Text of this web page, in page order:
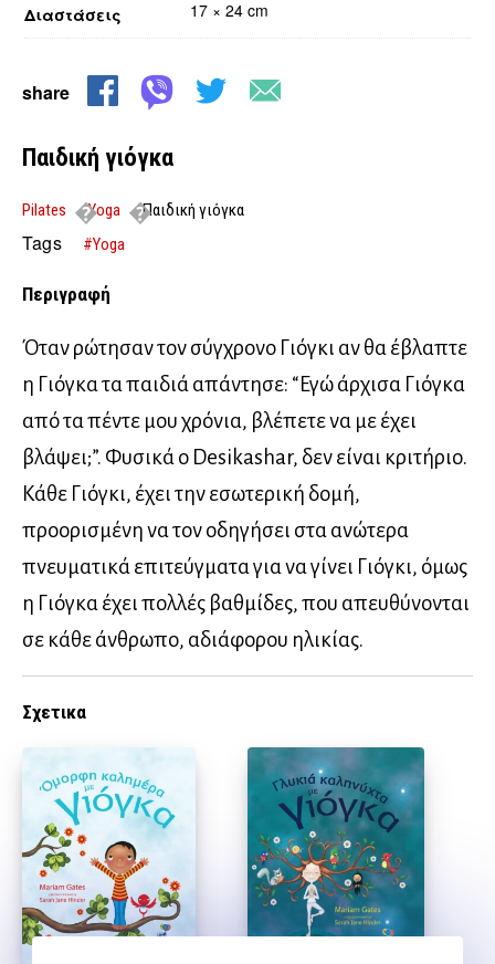
Διαστάσεις 17 × 24 cm
share
Παιδική γιόγκα
Pilates Yoga Παιδική γιόγκα
Tags #Yoga
Περιγραφή
Όταν ρώτησαν τον σύγχρονο Γιόγκι αν θα έβλαπτε
η Γιόγκα τα παιδιά απάντησε: “Εγώ άρχισα Γιόγκα
από τα πέντε μου χρόνια, βλέπετε να με έχει
βλάψει;”. Φυσικά ο Desikashar, δεν είναι κριτήριο.
Κάθε Γιόγκι, έχει την εσωτερική δομή,
προορισμένη να τον οδηγήσει στα ανώτερα
πνευματικά επιτεύγματα για να γίνει Γιόγκι, όμως
η Γιόγκα έχει πολλές βαθμίδες, που απευθύνονται
σε κάθε άνθρωπο, αδιάφορου ηλικίας.
Σχετικα